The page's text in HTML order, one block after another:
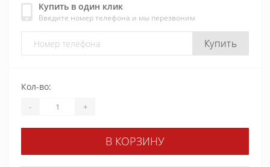
Купить в один клик
Введите номер телефона и мы перезвоним
Купить
Кол-во:
- +
В КОРЗИНУ